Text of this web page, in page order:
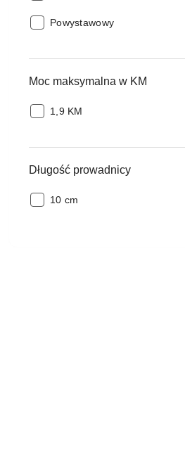
Stan:
Powystawowy
Moc maksymalna w KM
Moc
1,9 KM
Długość prowadnicy
Długość
10 cm